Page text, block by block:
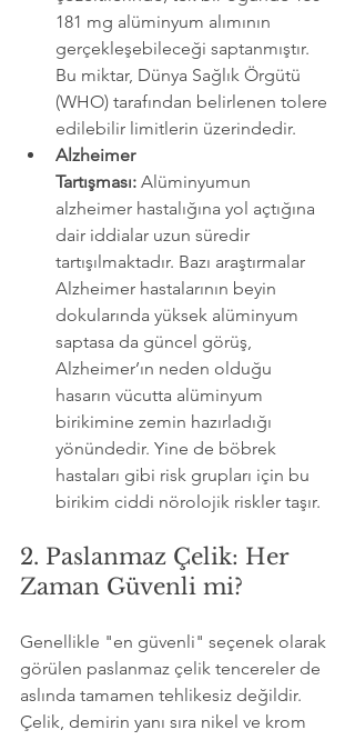
181 mg alüminyum alımının
gerçekleşebileceği saptanmıştır.
Bu miktar, Dünya Sağlık Örgütü
(WHO) tarafından belirlenen tolere
edilebilir limitlerin üzerindedir.
Alzheimer
Tartışması: Alüminyumun
alzheimer hastalığına yol açtığına
dair iddialar uzun süredir
tartışılmaktadır. Bazı araştırmalar
Alzheimer hastalarının beyin
dokularında yüksek alüminyum
saptasa da güncel görüş,
Alzheimer’ın neden olduğu
hasarın vücutta alüminyum
birikimine zemin hazırladığı
yönündedir. Yine de böbrek
hastaları gibi risk grupları için bu
birikim ciddi nörolojik riskler taşır.
2. Paslanmaz Çelik: Her
Zaman Güvenli mi?
Genellikle "en güvenli" seçenek olarak
görülen paslanmaz çelik tencereler de
aslında tamamen tehlikesiz değildir.
Çelik, demirin yanı sıra nikel ve krom